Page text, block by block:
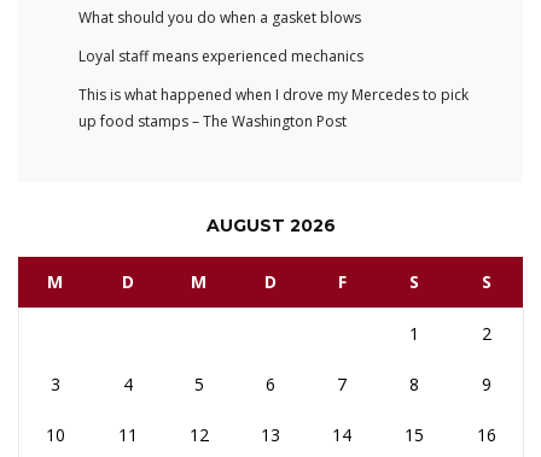
What should you do when a gasket blows
Loyal staff means experienced mechanics
This is what happened when I drove my Mercedes to pick
up food stamps – The Washington Post
AUGUST 2026
M D M D F S S
1 2
3 4 5 6 7 8 9
10 11 12 13 14 15 16